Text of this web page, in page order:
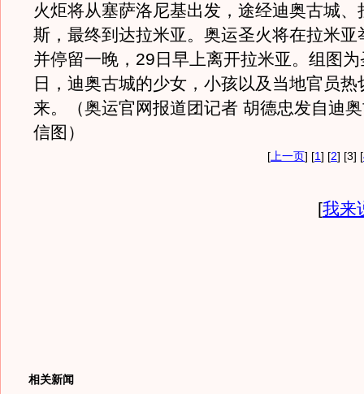
火炬将从塞萨洛尼基出发，途经迪奥古城、
斯，最终到达拉米亚。奥运圣火将在拉米亚
并停留一晚，29日早上离开拉米亚。组图
日，迪奥古城的少女，小孩以及当地官员热
来。（奥运官网报道团记者 胡德忠发自迪
信图）
[ 上一页] [1] [2] [3] [
[我来
相关新闻